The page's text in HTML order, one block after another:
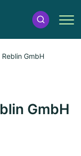
GmbH
GmbH